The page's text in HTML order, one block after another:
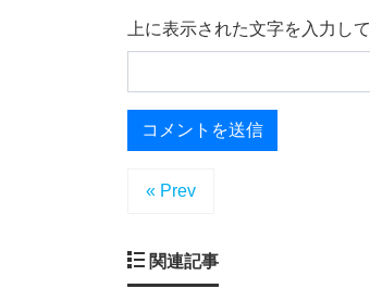
上に表示された文字を入力して
« Prev
関連記事